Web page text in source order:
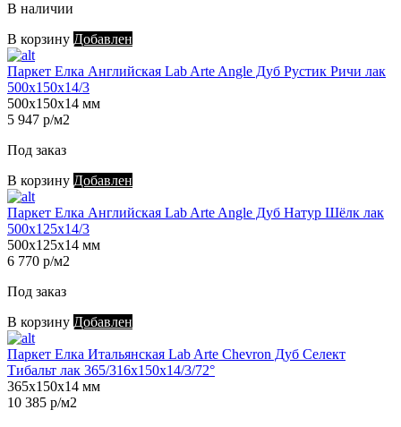
В наличии
В корзину Добавлен
Паркет Елка Английская Lab Arte Angle Дуб Рустик Ричи лак
500х150х14/3
500х150х14 мм
5 947 р/м2
Под заказ
В корзину Добавлен
Паркет Елка Английская Lab Arte Angle Дуб Натур Шёлк лак
500х125х14/3
500х125х14 мм
6 770 р/м2
Под заказ
В корзину Добавлен
Паркет Елка Итальянская Lab Arte Chevron Дуб Селект
Тибальт лак 365/316х150х14/3/72°
365х150х14 мм
10 385 р/м2